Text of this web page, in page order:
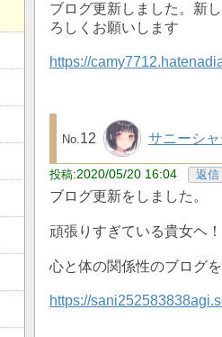
ブログ更新しました。新
ろしくお願いします
https://
12 サニーシャ
2020/05/20 16:04 返信
ブログ更新をしました。
頑張りすぎている貴女ヘ
心と体の関係性のブログ
https://